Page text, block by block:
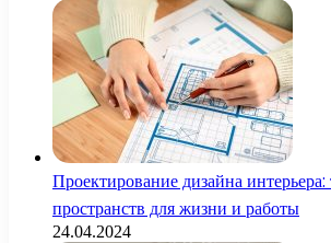
Проектирование дизайна
пространств для жизни и работы
24.04.2024